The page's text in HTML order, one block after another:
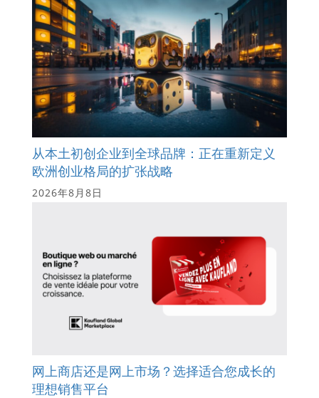
从本土初创企业到全球品牌：正在重新定义
欧洲创业格局的扩张战略
2026年8月8日
网上商店还是网上市场？选择适合您成长的
理想销售平台